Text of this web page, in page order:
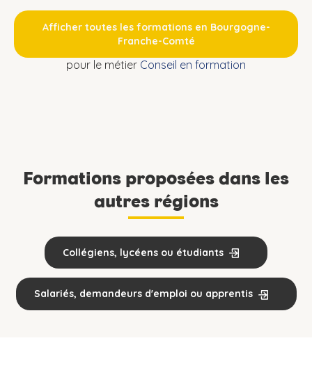
Afficher toutes les formations en Bourgogne-
Franche-Comté
pour le métier Conseil en formation
Formations proposées dans les
autres régions
Collégiens, lycéens ou étudiants
Salariés, demandeurs d'emploi ou apprentis